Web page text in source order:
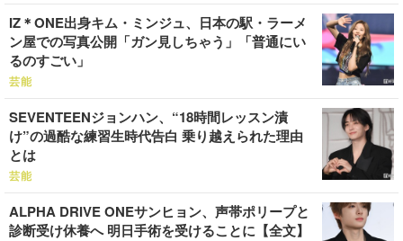
IZ＊ONE出身キム・ミンジュ、日本の駅・ラーメ
ン屋での写真公開「ガン見しちゃう」「普通にい
るのすごい」
芸能
SEVENTEENジョンハン、“18時間レッスン漬
け”の過酷な練習生時代告白 乗り越えられた理由
とは
芸能
ALPHA DRIVE ONEサンヒョン、声帯ポリープと
診断受け休養へ 明日手術を受けることに【全文】